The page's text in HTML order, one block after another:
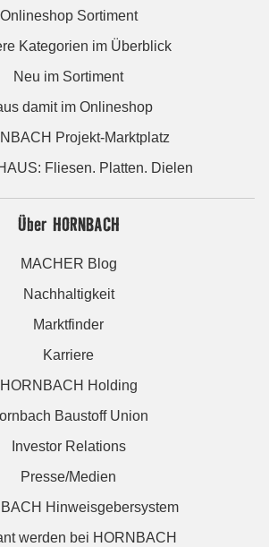
Onlineshop Sortiment
Kategorien im Überblick
Neu im Sortiment
damit im Onlineshop
Projekt-Marktplatz
Fliesen. Platten. Dielen
Über HORNBACH
MACHER Blog
Nachhaltigkeit
Marktfinder
Karriere
HORNBACH Holding
Baustoff Union
Investor Relations
Presse/Medien
Hinweisgebersystem
werden bei HORNBACH